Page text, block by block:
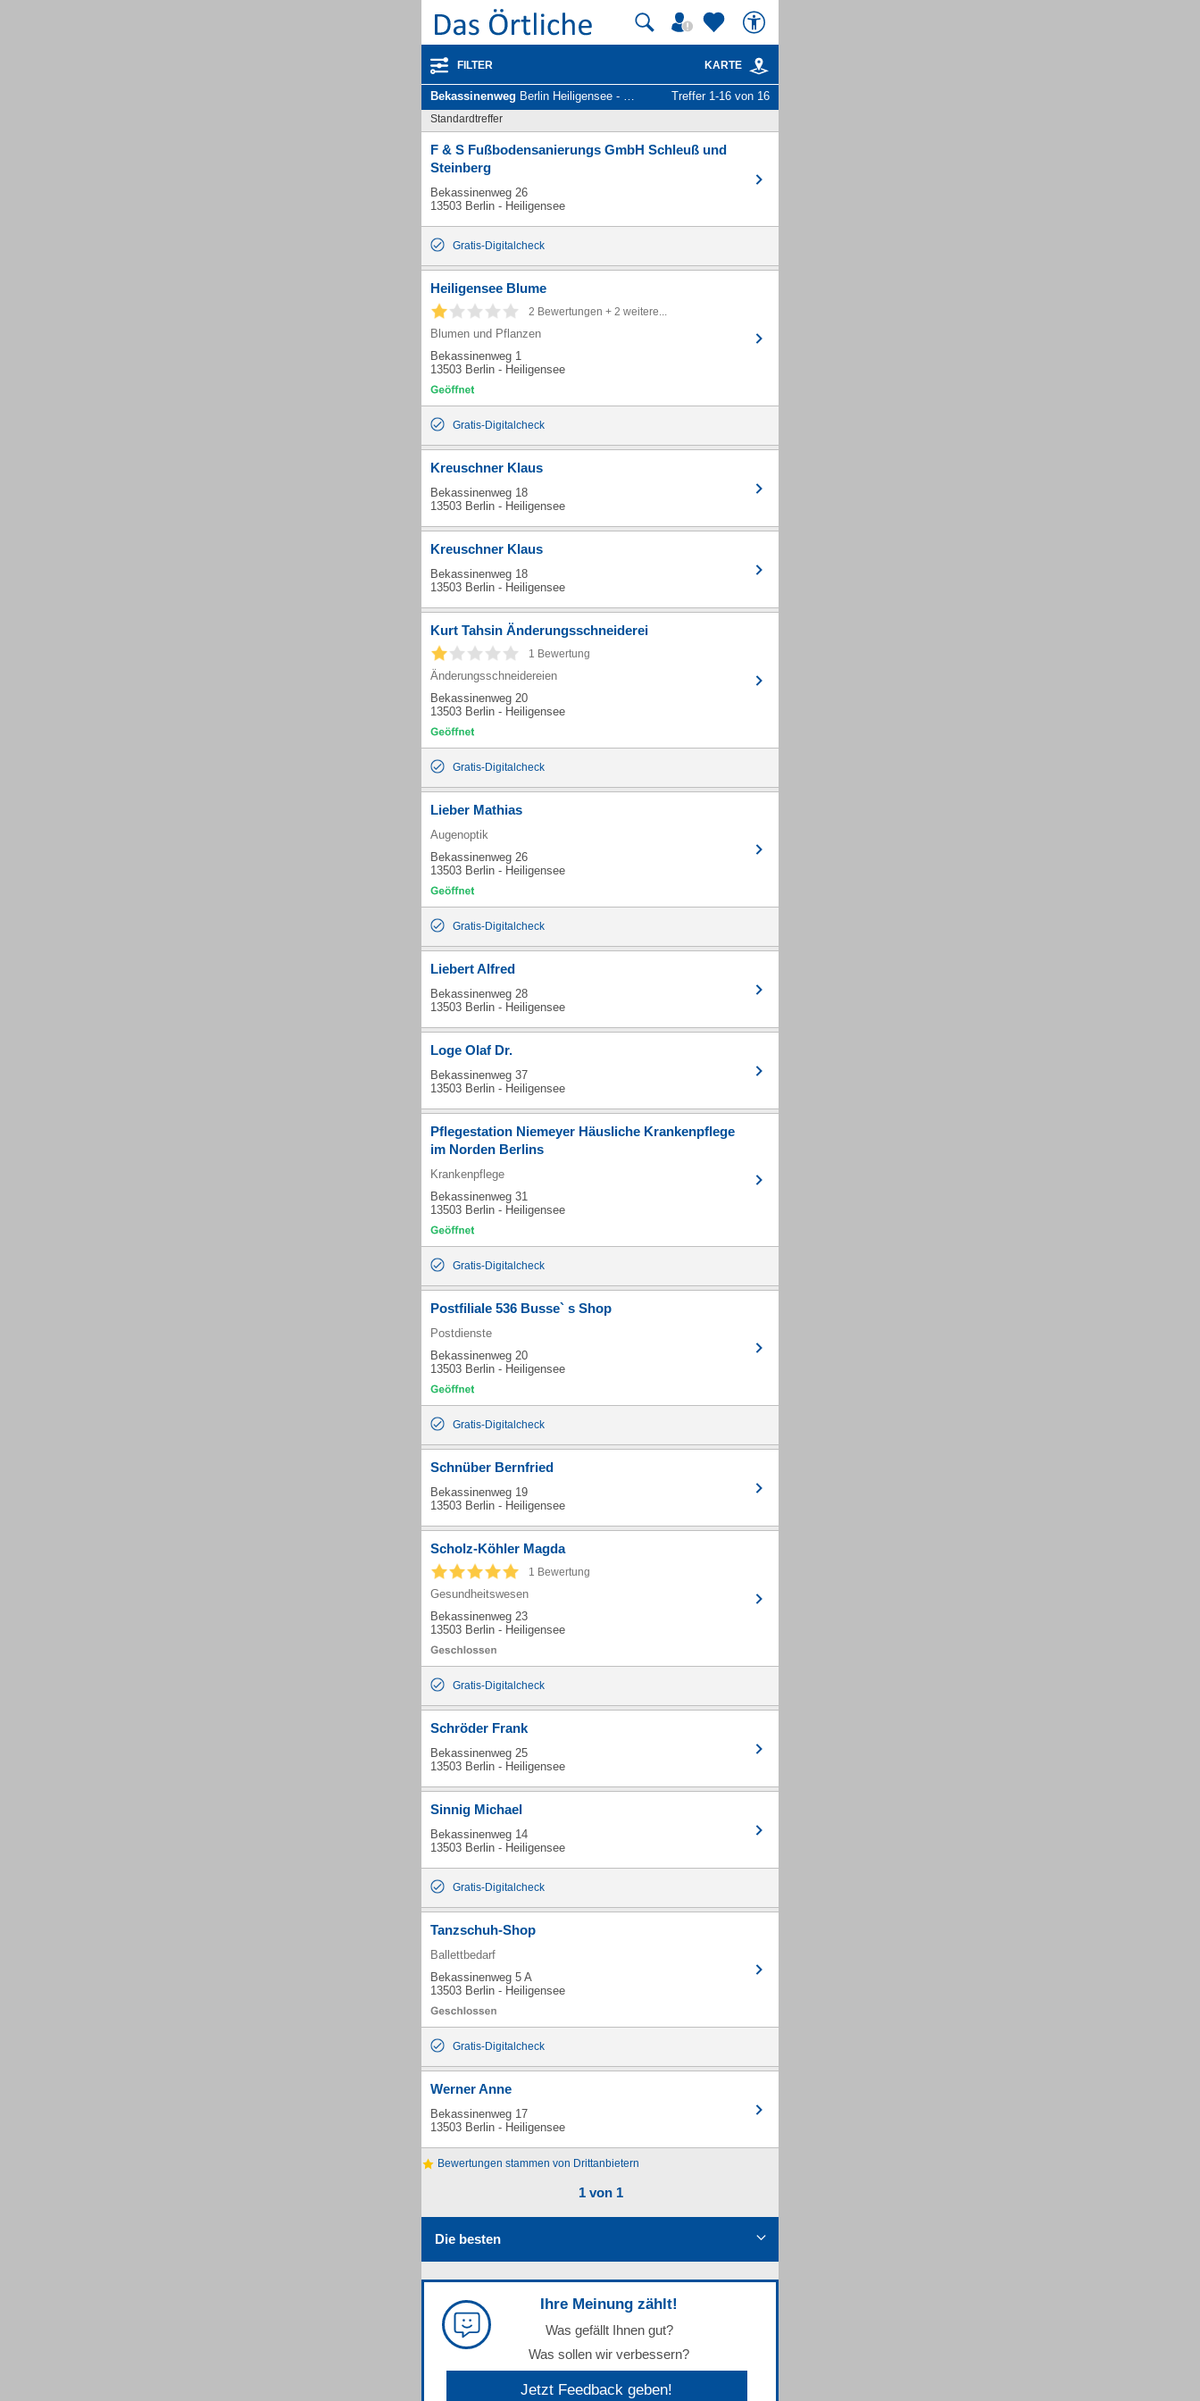
FILTER KARTE
Bekassinenweg Berlin Heiligensee - Unternehmen und Personen Treffer 1-16 von 16
Standardtreffer
F & S Fußbodensanierungs GmbH Schleuß und
Steinberg
Bekassinenweg 26
13503 Berlin - Heiligensee
Gratis-Digitalcheck
Heiligensee Blume
2 Bewertungen + 2 weitere...
Blumen und Pflanzen
Bekassinenweg 1
13503 Berlin - Heiligensee
Gratis-Digitalcheck
Kreuschner Klaus
Bekassinenweg 18
13503 Berlin - Heiligensee
Kreuschner Klaus
Bekassinenweg 18
13503 Berlin - Heiligensee
Kurt Tahsin Änderungsschneiderei
1 Bewertung
Änderungsschneidereien
Bekassinenweg 20
13503 Berlin - Heiligensee
Gratis-Digitalcheck
Lieber Mathias
Augenoptik
Bekassinenweg 26
13503 Berlin - Heiligensee
Gratis-Digitalcheck
Liebert Alfred
Bekassinenweg 28
13503 Berlin - Heiligensee
Loge Olaf Dr.
Bekassinenweg 37
13503 Berlin - Heiligensee
Pflegestation Niemeyer Häusliche Krankenpflege
im Norden Berlins
Krankenpflege
Bekassinenweg 31
13503 Berlin - Heiligensee
Gratis-Digitalcheck
Postfiliale 536 Busse` s Shop
Postdienste
Bekassinenweg 20
13503 Berlin - Heiligensee
Gratis-Digitalcheck
Schnüber Bernfried
Bekassinenweg 19
13503 Berlin - Heiligensee
Scholz-Köhler Magda
1 Bewertung
Gesundheitswesen
Bekassinenweg 23
13503 Berlin - Heiligensee
Gratis-Digitalcheck
Schröder Frank
Bekassinenweg 25
13503 Berlin - Heiligensee
Sinnig Michael
Bekassinenweg 14
13503 Berlin - Heiligensee
Gratis-Digitalcheck
Tanzschuh-Shop
Ballettbedarf
Bekassinenweg 5 A
13503 Berlin - Heiligensee
Gratis-Digitalcheck
Werner Anne
Bekassinenweg 17
13503 Berlin - Heiligensee
Bewertungen stammen von Drittanbietern
1 von 1
Die besten
Ihre Meinung zählt!
Was gefällt Ihnen gut?
Was sollen wir verbessern?
Jetzt Feedback geben!